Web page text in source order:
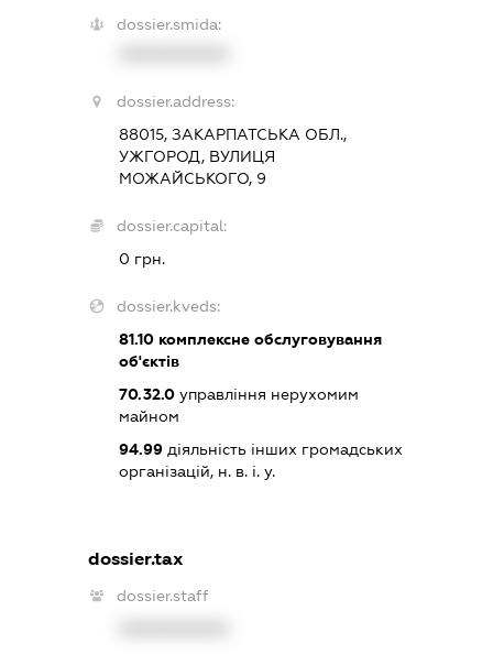
dossier.smida:
dossier.address:
88015, ЗАКАРПАТСЬКА ОБЛ.,
УЖГОРОД, ВУЛИЦЯ
МОЖАЙСЬКОГО, 9
dossier.capital:
0 грн.
dossier.kveds:
81.10комплексне обслуговування
об'єктів
70.32.0управління нерухомим
майном
94.99діяльність інших громадських
організацій, н. в. і. у.
dossier.tax
dossier.staff